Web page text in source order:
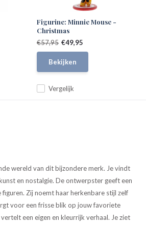
Figurine: Minnie Mouse -
Christmas
Vergelijk
€57,95 €49,95
Bekijken
wereld van dit bijzondere merk. Je vindt
en nostalgie. De ontwerpster geeft een
figuren. Zij noemt haar herkenbare stijl zelf
voor een frisse blik op jouw favoriete
een eigen en kleurrijk verhaal. Je ziet